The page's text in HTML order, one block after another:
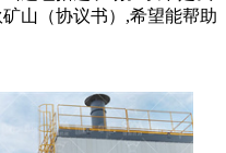
山（协议书）,希望能帮助